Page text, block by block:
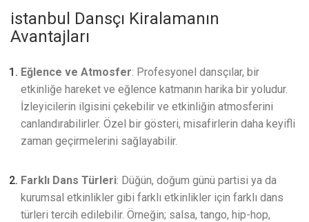
istanbul Dansçı Kiralamanın
Avantajları
Eğlence ve Atmosfer: Profesyonel dansçılar, bir
etkinliğe hareket ve eğlence katmanın harika bir yoludur.
İzleyicilerin ilgisini çekebilir ve etkinliğin atmosferini
canlandırabilirler. Özel bir gösteri, misafirlerin daha keyifli
zaman geçirmelerini sağlayabilir.
Farklı Dans Türleri: Düğün, doğum günü partisi ya da
kurumsal etkinlikler gibi farklı etkinlikler için farklı dans
türleri tercih edilebilir. Örneğin; salsa, tango, hip-hop,